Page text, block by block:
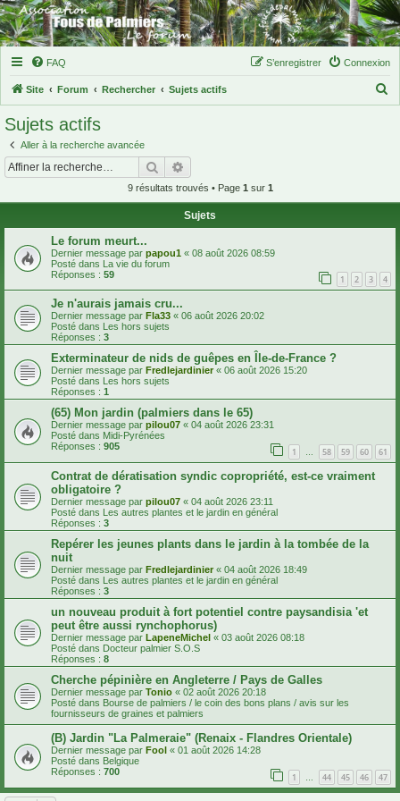
FAQ Connexion
S’enregistrer
Site Forum Rechercher Sujets actifs
Sujets actifs
Aller à la recherche avancée
Rechercher
9 résultats trouvés • Page 1 sur 1
Sujets
Le forum meurt...
Dernier message par papou1 « 08 août 2026 08:59
Posté dans La vie du forum
Réponses : 59 1 2 3 4
Je n'aurais jamais cru...
Dernier message par Fla33 « 06 août 2026 20:02
Posté dans
Les hors sujets
Réponses : 3
Exterminateur de nids de guêpes en Île-de-France ?
Dernier message par Fredlejardinier« 06 août 2026 15:20
Posté dans
Les hors sujets
Réponses : 1
(65) Mon jardin (palmiers dans le 65)
Dernier message par pilou07 « 04 août 2026 23:31
Posté dans Midi-Pyrénées
Réponses : 905 1 … 58 59 60 61
Contrat de dératisation syndic copropriété, est-ce vraiment
obligatoire ?
Dernier message par pilou07 « 04 août 2026 23:11
Posté dans Les autres plantes et le jardin en général
Réponses : 3
Repérer les jeunes plants dans le jardin à la tombée de la
nuit
Dernier message par Fredlejardinier « 04 août 2026 18:49
Posté dans Les autres plantes et le jardin en général
Réponses : 3
un nouveau produit à fort potentiel contre paysandisia 'et
peut être aussi rynchophorus)
Dernier message par LapeneMichel « 03 août 2026 08:18
Posté dans Docteur palmier S.O.S
Réponses : 8
Cherche pépinière en Angleterre / Pays de Galles
Dernier message par Tonio « 02 août 2026 20:18
Posté dans Bourse de palmiers / le coin des bons plans / avis sur les
fournisseurs de graines et palmiers
(B) Jardin "La Palmeraie" (Renaix - Flandres Orientale)
Dernier message par Fool « 01 août 2026 14:28
Posté dans Belgique
Réponses : 700 1 44 45 46 47